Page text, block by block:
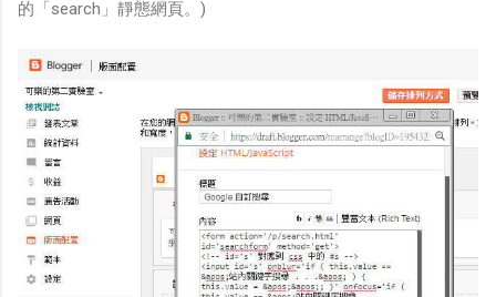
的「search」靜態網頁。)